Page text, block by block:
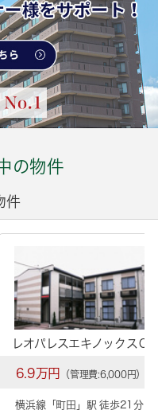
の物件
件
レオパレスエキノックスＣ
6.9万円 （管理費:6,000円）
横浜線「 町田 」駅 徒歩21分